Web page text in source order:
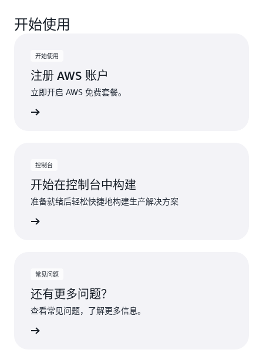
免费使用限额或访问不在免费套餐范围内的功能时，
开始使用
开始使用
注册 AWS 账户
立即开启 AWS 免费套餐。
控制台
开始在控制台中构建
准备就绪后轻松快捷地构建生产解决方案
常见问题
还有更多问题？
查看常见问题，了解更多信息。